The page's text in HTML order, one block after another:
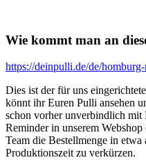
Wie kommt man an
https://deinpulli.de/de/
Dies ist der für uns
könnt ihr Euren Pulli ansehen
schon vorher unverbindlich
Reminder in unserem
Team die Bestellmenge in
Produktionszeit zu verkürzen.